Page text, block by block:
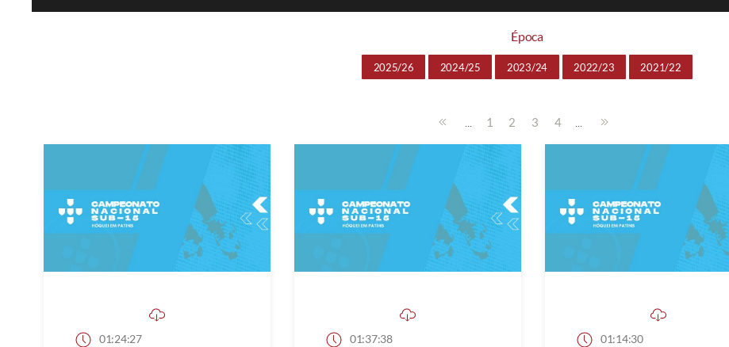
Época
2025/26 2024/25 2023/24 2022/23 2021/22
... 1 2 3 4 ...
01:24:27 01:37:38 01:14:30